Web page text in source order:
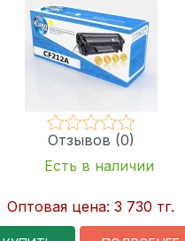
Отзывов (0)
Есть в наличии
Оптовая цена:3 730 тг.